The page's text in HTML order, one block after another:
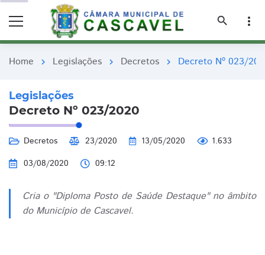
search
more_vert
Home chevron_right Legislações chevron_right Decretos chevron_right Decreto Nº 023/
Legislações
Decreto Nº 023/2020
Decretos 23/2020 13/05/2020
1.633
03/08/2020
09:12
Cria o "Diploma Posto de Saúde Destaque" no âmbito
do Município de Cascavel.